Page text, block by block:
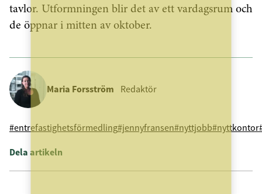
tavlor. Utformningen blir det av ett vardagsrum och
de öppnar i mitten av oktober.
Maria Forsström Redaktör
#entrefastighetsförmedling#jennyfransen#nyttjobb#nyttkontor
Dela artikeln